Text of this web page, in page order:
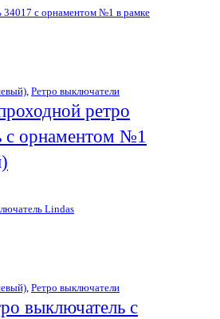
, Ретро выключатели
ретро
с орнаментом №1
, Ретро выключатели
выключатель с